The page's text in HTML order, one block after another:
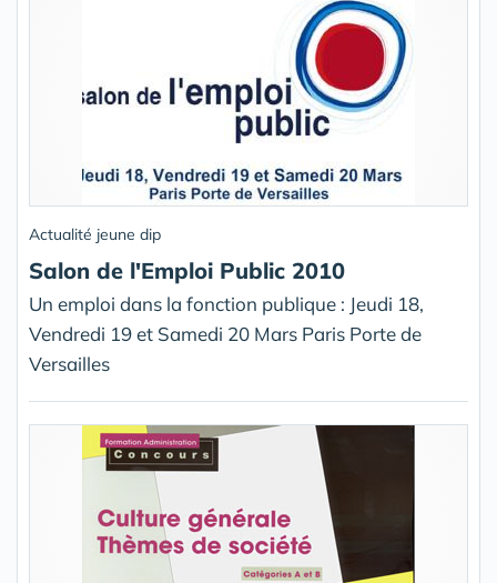
Actualité jeune dip
Salon de l'Emploi Public 2010
Un emploi dans la fonction publique : Jeudi 18,
Vendredi 19 et Samedi 20 Mars Paris Porte de
Versailles